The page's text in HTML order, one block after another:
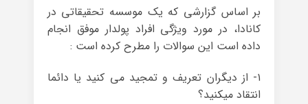
بر اساس گزارشی که یک موسسه تحقیقاتی در
کانادا، در مورد ویژگی افراد پولدار موفق انجام
داده است این سوالات را مطرح کرده است :
۱- از دیگران تعریف و تمجید می کنید یا دائما
انتقاد میکنید؟